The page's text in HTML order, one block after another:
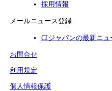
採用情報
メールニュース登録
CIジャパンの最新ニ
お問合せ
利用規定
個人情報保護